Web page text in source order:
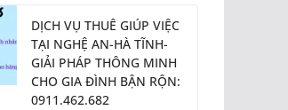
DỊCH VỤ THUÊ GIÚP VIỆC
TẠI NGHỆ AN-HÀ TĨNH-
GIẢI PHÁP THÔNG MINH
CHO GIA ĐÌNH BẬN RỘN:
0911.462.682